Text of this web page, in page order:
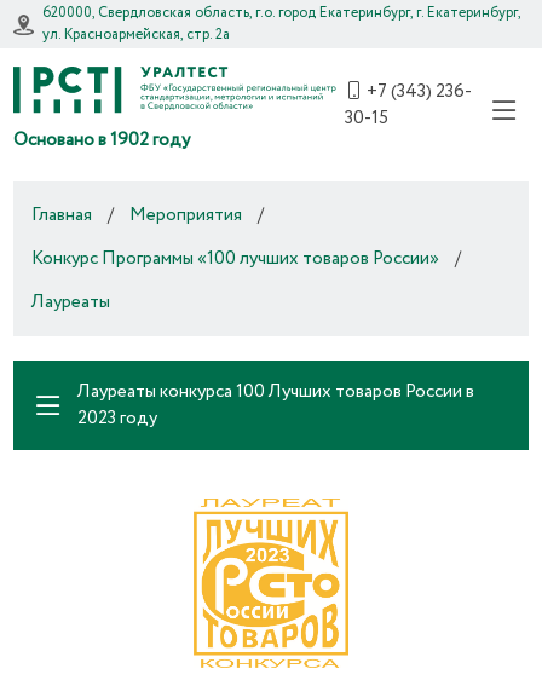
620000, Свердловская область, г.о. город Екатеринбург, г. Екатеринбург,
ул. Красноармейская, стр. 2а
Основано в 1902 году
+7 (343) 236-
30-15
Главная / Мероприятия
/
Конкурс Программы «100 лучших товаров России»
/
Лауреаты
Лауреаты конкурса 100 Лучших товаров России в
2023 году